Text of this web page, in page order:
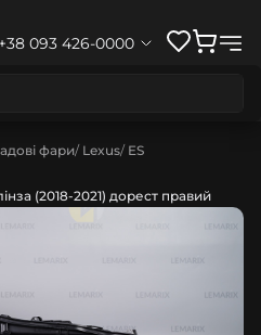
+38 093 426-0000
фари Lexus ES
(2018-2021) дорест правий